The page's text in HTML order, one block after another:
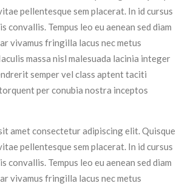
pellentesque sem placerat. In id cursus
convallis. Tempus leo eu aenean sed diam
vivamus fringilla lacus nec metus
massa nisl malesuada lacinia integer
semper vel class aptent taciti
per conubia nostra inceptos
amet consectetur adipiscing elit. Quisque
pellentesque sem placerat. In id cursus
convallis. Tempus leo eu aenean sed diam
vivamus fringilla lacus nec metus